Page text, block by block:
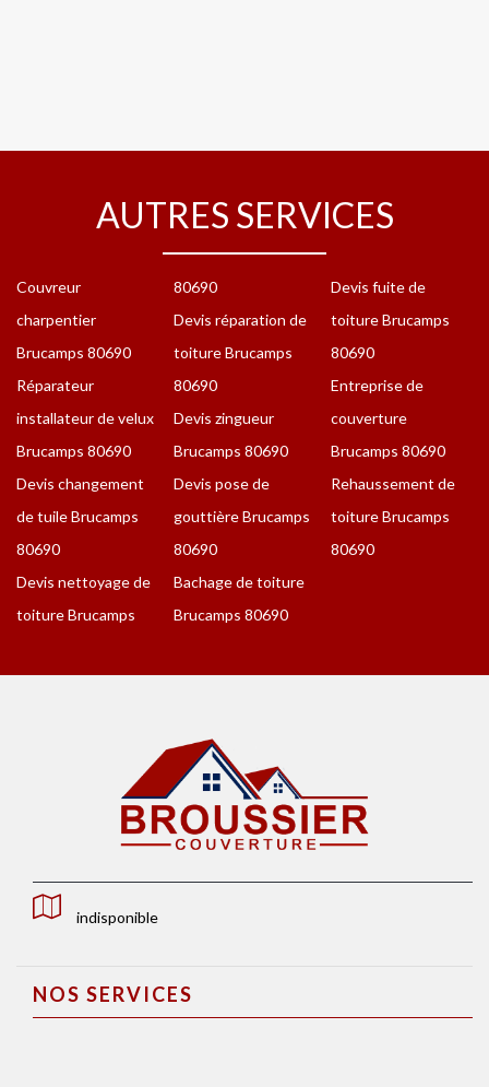
AUTRES SERVICES
Couvreur
charpentier
Brucamps 80690
Réparateur
installateur de velux
Brucamps 80690
Devis changement
de tuile Brucamps
80690
Devis nettoyage de
toiture Brucamps
80690
Devis réparation de
toiture Brucamps
80690
Devis zingueur
Brucamps 80690
Devis pose de
gouttière Brucamps
80690
Bachage de toiture
Brucamps 80690
Devis fuite de
toiture Brucamps
80690
Entreprise de
couverture
Brucamps 80690
Rehaussement de
toiture Brucamps
80690
indisponible
NOS SERVICES